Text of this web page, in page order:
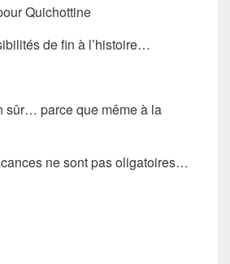
Quichottine
de fin à l’histoire…
sûr… parce que même à la
ne sont pas oligatoires…